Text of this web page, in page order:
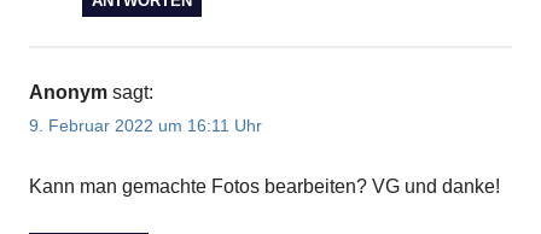
Anonym sagt:
9. Februar 2022 um 16:11 Uhr
Kann man gemachte Fotos bearbeiten? VG und danke!